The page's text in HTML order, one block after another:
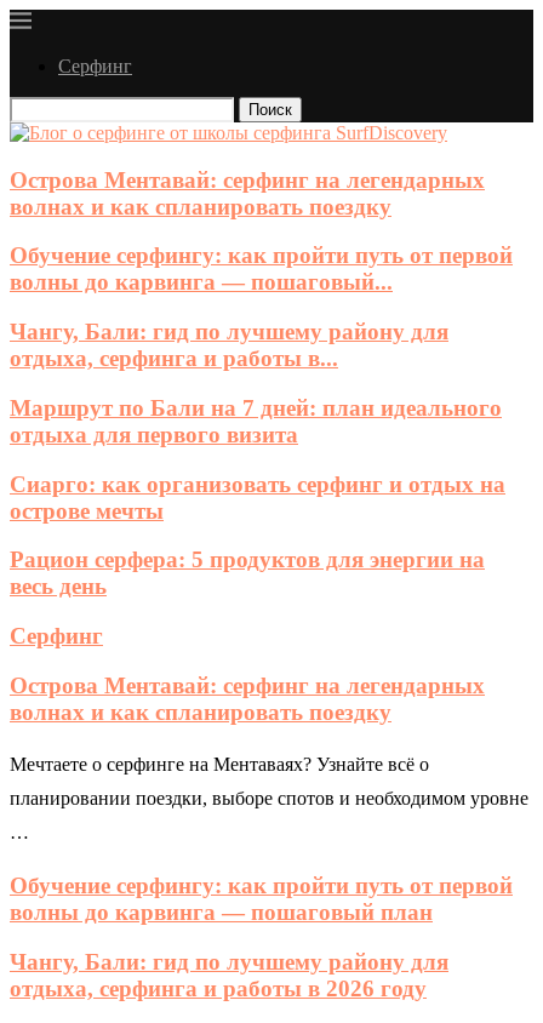
Серфинг
Поиск
Острова Ментавай: серфинг на легендарных
волнах и как спланировать поездку
Обучение серфингу: как пройти путь от первой
волны до карвинга — пошаговый...
Чангу, Бали: гид по лучшему району для
отдыха, серфинга и работы в...
Маршрут по Бали на 7 дней: план идеального
отдыха для первого визита
Сиарго: как организовать серфинг и отдых на
острове мечты
Рацион серфера: 5 продуктов для энергии на
весь день
Серфинг
Острова Ментавай: серфинг на легендарных
волнах и как спланировать поездку
Мечтаете о серфинге на Ментаваях? Узнайте всё о
планировании поездки, выборе спотов и необходимом уровне
…
Обучение серфингу: как пройти путь от первой
волны до карвинга — пошаговый план
Чангу, Бали: гид по лучшему району для
отдыха, серфинга и работы в 2026 году